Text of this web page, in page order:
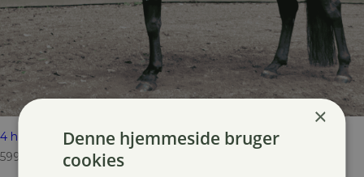
4 horses Turnout dækken, 300g
599,00
×
Denne hjemmeside bruger
cookies